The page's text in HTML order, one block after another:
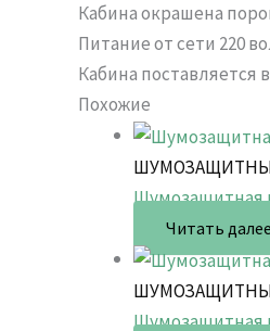
Кабина окрашена
Питание от сети 220
Кабина поставляется
Похожие
Шумозащитная
Читать далее
Шумозащитная